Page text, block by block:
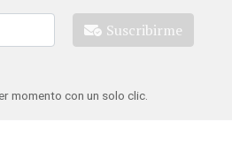
Suscribirme
momento con un solo clic.